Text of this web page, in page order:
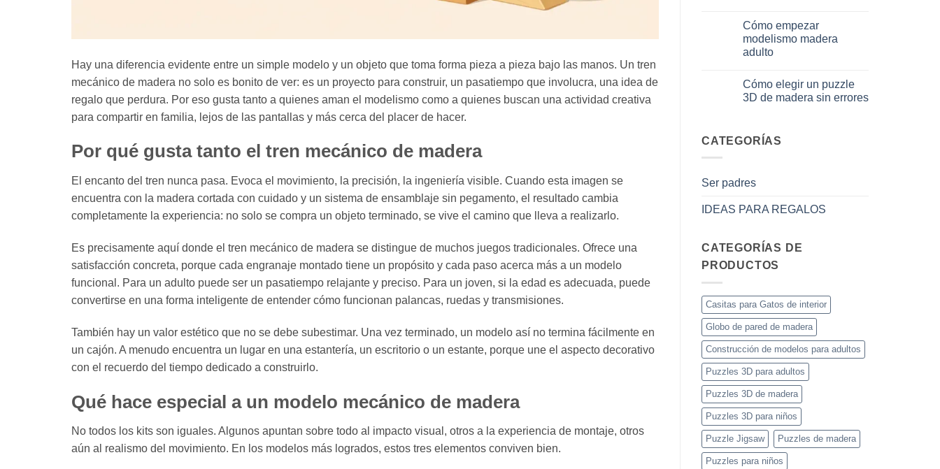
Hay una diferencia evidente entre un simple modelo y un objeto que toma forma pieza a pieza bajo las manos. Un tren
mecánico de madera no solo es bonito de ver: es un proyecto para construir, un pasatiempo que involucra, una idea de
regalo que perdura. Por eso gusta tanto a quienes aman el modelismo como a quienes buscan una actividad creativa
para compartir en familia, lejos de las pantallas y más cerca del placer de hacer.
Por qué gusta tanto el tren mecánico de madera
El encanto del tren nunca pasa. Evoca el movimiento, la precisión, la ingeniería visible. Cuando esta imagen se
encuentra con la madera cortada con cuidado y un sistema de ensamblaje sin pegamento, el resultado cambia
completamente la experiencia: no solo se compra un objeto terminado, se vive el camino que lleva a realizarlo.
Es precisamente aquí donde el tren mecánico de madera se distingue de muchos juegos tradicionales. Ofrece una
satisfacción concreta, porque cada engranaje montado tiene un propósito y cada paso acerca más a un modelo
funcional. Para un adulto puede ser un pasatiempo relajante y preciso. Para un joven, si la edad es adecuada, puede
convertirse en una forma inteligente de entender cómo funcionan palancas, ruedas y transmisiones.
También hay un valor estético que no se debe subestimar. Una vez terminado, un modelo así no termina fácilmente en
un cajón. A menudo encuentra un lugar en una estantería, un escritorio o un estante, porque une el aspecto decorativo
con el recuerdo del tiempo dedicado a construirlo.
Qué hace especial a un modelo mecánico de madera
No todos los kits son iguales. Algunos apuntan sobre todo al impacto visual, otros a la experiencia de montaje, otros
aún al realismo del movimiento. En los modelos más logrados, estos tres elementos conviven bien.
iniziare
davvero
comentarios
Cosa
regalare
bambino
di
8
idee
Cómo empezar
modelismo madera
adulto
comentarios
en
Come
adulto
Cómo elegir un puzzle
3D de madera sin errores
en
Come
legno
CATEGORÍAS
Ser padres
IDEAS PARA REGALOS
CATEGORÍAS DE
PRODUCTOS
Casitas para Gatos de interior
Globo de pared de madera
Construcción de modelos para adultos
Puzzles 3D para adultos
Puzzles 3D de madera
Puzzles 3D para niños
Puzzle Jigsaw Puzzles de madera
Puzzles para niños